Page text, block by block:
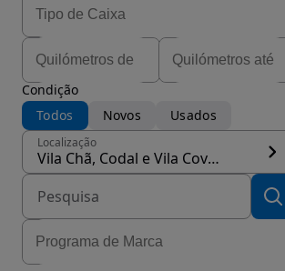
Condição
Todos
Novos Usados
Localização
Vila Chã, Codal e Vila Cova de Perrinho, concelho Vale de Cambra